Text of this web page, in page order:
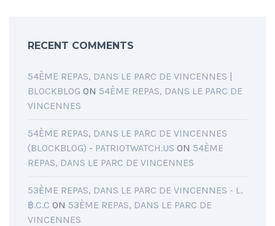
RECENT COMMENTS
54ÈME REPAS, DANS LE PARC DE VINCENNES |
BLOCKBLOG ON 54ÈME REPAS, DANS LE PARC DE
VINCENNES
54ÈME REPAS, DANS LE PARC DE VINCENNES
(BLOCKBLOG) - PATRIOTWATCH.US ON 54ÈME
REPAS, DANS LE PARC DE VINCENNES
53ÈME REPAS, DANS LE PARC DE VINCENNES - L.
฿.C.C ON 53ÈME REPAS, DANS LE PARC DE
VINCENNES